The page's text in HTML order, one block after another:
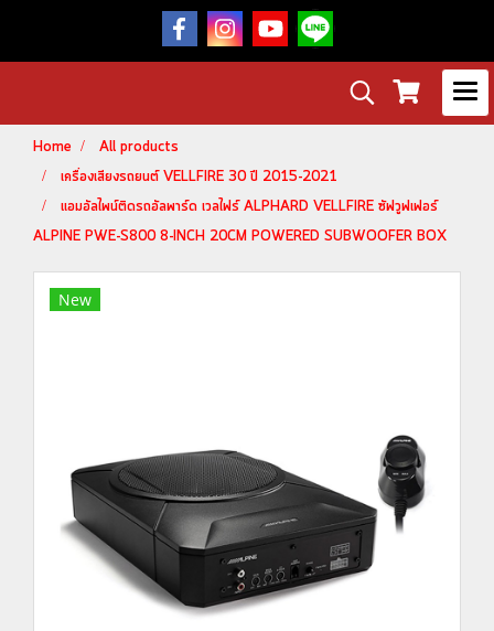
Home
All products
เครื่องเสียงรถยนต์ VELLFIRE 30 ปี 2015-2021
แอมอัลไพน์ติดรถอัลพาร์ด เวลไฟร์ ALPHARD VELLFIRE ซัฟวูฟเฟอร์
ALPINE PWE-S800 8-INCH 20CM POWERED SUBWOOFER BOX
New